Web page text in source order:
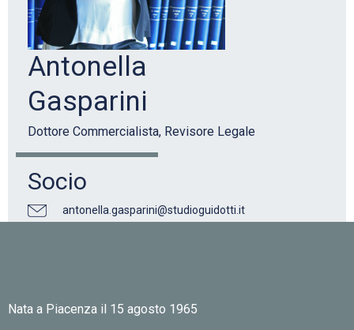
Antonella
Gasparini
Dottore Commercialista, Revisore Legale
Socio
antonella.gasparini@studioguidotti.it
Nata a Piacenza il 15 agosto 1965